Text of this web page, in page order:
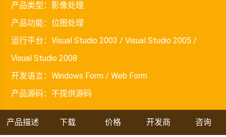
产品类型： 影像处理
产品功能：位图处理
运行平台：Visual Studio 2003 / Visual Studio 2005 /
Visual Studio 2008
开发语言：Windows Form / Web Form
产品源码： 不提供源码
产品描述 下载 价格 开发商 咨询